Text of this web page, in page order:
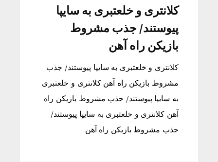
کلانتری و خلعتبری به سایپا
پیوستند/ جذب مشروط
بازیکن راه آهن
کلانتری و خلعتبری به سایپا پیوستند/ جذب
مشروط بازیکن راه آهن کلانتری و خلعتبری
به سایپا پیوستند/ جذب مشروط بازیکن راه
آهن کلانتری و خلعتبری به سایپا پیوستند/
جذب مشروط بازیکن راه آهن